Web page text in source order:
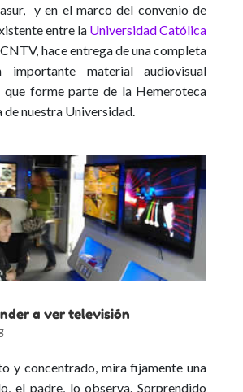
y en el marco del convenio de
entre la Universidad Católica
hace entrega de una completa
importante material audiovisual
que forme parte de la Hemeroteca
nuestra Universidad.
a ver televisión
y concentrado, mira fijamente una
el padre, lo observa. Sorprendido